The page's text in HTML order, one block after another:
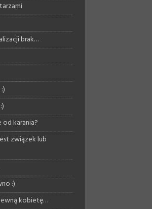
brak…
od karania?
związek lub
:)
kobietę…